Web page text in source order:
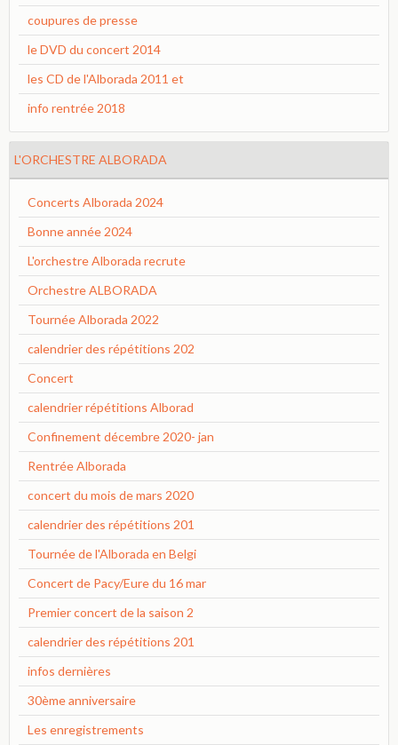
coupures de presse
le DVD du concert 2014
les CD de l'Alborada 2011 et
info rentrée 2018
L'ORCHESTRE ALBORADA
Concerts Alborada 2024
Bonne année 2024
L'orchestre Alborada recrute
Orchestre ALBORADA
Tournée Alborada 2022
calendrier des répétitions 202
Concert
calendrier répétitions Alborad
Confinement décembre 2020- jan
Rentrée Alborada
concert du mois de mars 2020
calendrier des répétitions 201
Tournée de l'Alborada en Belgi
Concert de Pacy/Eure du 16 mar
Premier concert de la saison 2
calendrier des répétitions 201
infos dernières
30ème anniversaire
Les enregistrements